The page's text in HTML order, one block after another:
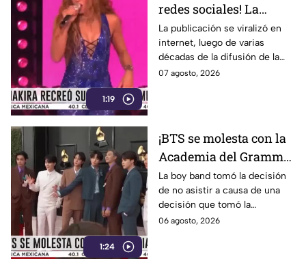
1:19
redes sociales! La
cantante colombiana
recrea icónico meme
La publicación se viralizó en
internet, luego de varias
décadas de la difusión de la
imagen.
07 agosto, 2026
1:24
¡BTS se molesta con la
Academia del Grammy!
Conoce la razón de la
agrupación
La boy band tomó la decisión
de no asistir a causa de una
decisión que tomó la
Academia.
06 agosto, 2026